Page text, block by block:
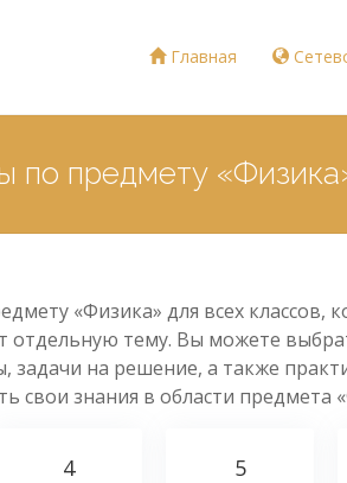
Главная
по предмету
«Физика» для всех классов,
отдельную тему. Вы можете
на решение, а также
свои знания в области предмета
4 5